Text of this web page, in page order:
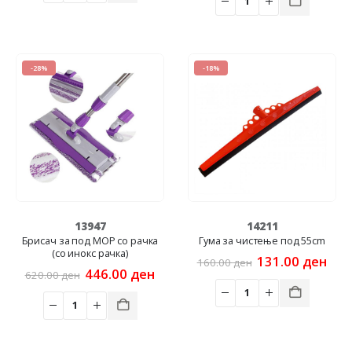
218.00 ден.
-28%
13947
Брисач за под MOP со рачка
(со инокс рачка)
620.00ден Original
was:
620.00 ден.
446.00 ден
446.00 ден.
-18%
14211
Гума за чистење под 55cm
160.00ден Original
was:
160.00 ден.
131.00 ден